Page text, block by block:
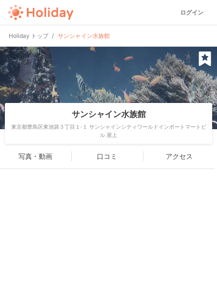
ログイン
Holiday トップ サンシャイン水族館
サンシャイン水族館
東京都豊島区東池袋３丁目１-１ サンシャインシティワールドインポートマートビ
ル 屋上
写真・動画 口コミ アクセス